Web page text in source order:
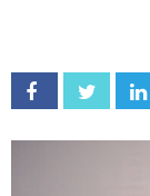
Facebook Twitter